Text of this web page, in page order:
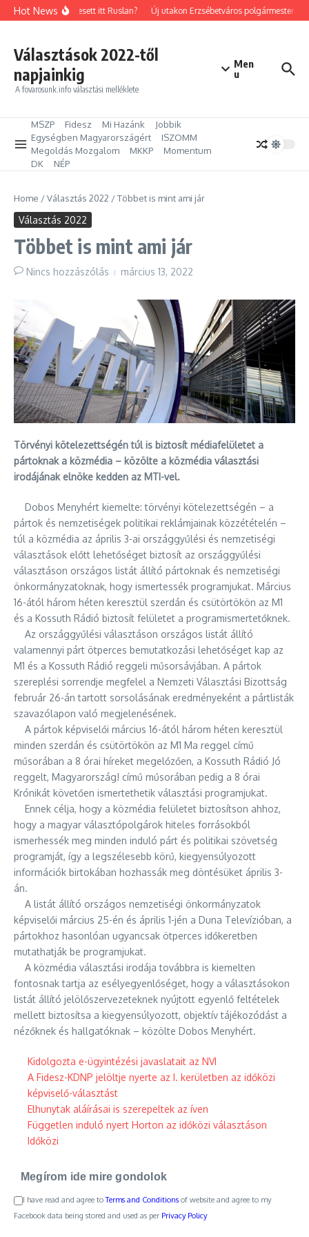
Ugrás a tartalomhoz
Hot NewsMit keresett itt Ruslan? Új utakon Erzsébetváros polgármestere:
Választások 2022-től
napjainkig
A fovarosunk.info választási melléklete
Men
u
MSZP Fidesz Mi Hazánk
Jobbik
Egységben Magyarországért
ISZOMM
Megoldás Mozgalom
MKKP
Momentum
DK
NÉP
Home /Választás 2022 /Többet is mint ami jár
Választás 2022
Többet is mint ami jár
Nincs hozzászólás március 13, 2022
Törvényi kötelezettségén túl is biztosít médiafelületet a
pártoknak a közmédia – közölte a közmédia választási
irodájának elnöke kedden az MTI-vel.
Dobos Menyhért kiemelte: törvényi kötelezettségén – a
pártok és nemzetiségek politikai reklámjainak közzétételén –
túl a közmédia az április 3-ai országgyűlési és nemzetiségi
választások előtt lehetőséget biztosít az országgyűlési
választáson országos listát állító pártoknak és nemzetiségi
önkormányzatoknak, hogy ismertessék programjukat. Március
16-ától három héten keresztül szerdán és csütörtökön az M1
és a Kossuth Rádió biztosít felületet a programismertetőknek.
Az országgyűlési választáson országos listát állító
valamennyi párt ötperces bemutatkozási lehetőséget kap az
M1 és a Kossuth Rádió reggeli műsorsávjában. A pártok
szereplési sorrendje megfelel a Nemzeti Választási Bizottság
február 26-án tartott sorsolásának eredményeként a pártlisták
szavazólapon való megjelenésének.
A pártok képviselői március 16-ától három héten keresztül
minden szerdán és csütörtökön az M1 Ma reggel című
műsorában a 8 órai híreket megelőzően, a Kossuth Rádió Jó
reggelt, Magyarország! című műsorában pedig a 8 órai
Krónikát követően ismertethetik választási programjukat.
Ennek célja, hogy a közmédia felületet biztosítson ahhoz,
hogy a magyar választópolgárok hiteles forrásokból
ismerhessék meg minden induló párt és politikai szövetség
programját, így a legszélesebb körű, kiegyensúlyozott
információk birtokában hozhassák meg döntésüket április 3-
án.
A listát állító országos nemzetiségi önkormányzatok
képviselői március 25-én és április 1-jén a Duna Televízióban, a
pártokhoz hasonlóan ugyancsak ötperces időkeretben
mutathatják be programjukat.
A közmédia választási irodája továbbra is kiemelten
fontosnak tartja az esélyegyenlőséget, hogy a választásokon
listát állító jelölőszervezeteknek nyújtott egyenlő feltételek
mellett biztosítsa a kiegyensúlyozott, objektív tájékozódást a
nézőknek és hallgatóknak – közölte Dobos Menyhért.
Kidolgozta e-ügyintézési javaslatait az NVI
A Fidesz-KDNP jelöltje nyerte az I. kerületben az időközi
képviselő-választást
Elhunytak aláírásai is szerepeltek az íven
Független induló nyert Horton az időközi választáson
Időközi
Megírom ide mire gondolok
I have read and agree toTerms and Conditions of website and agree to my
Facebook data being stored and used as per Privacy Policy